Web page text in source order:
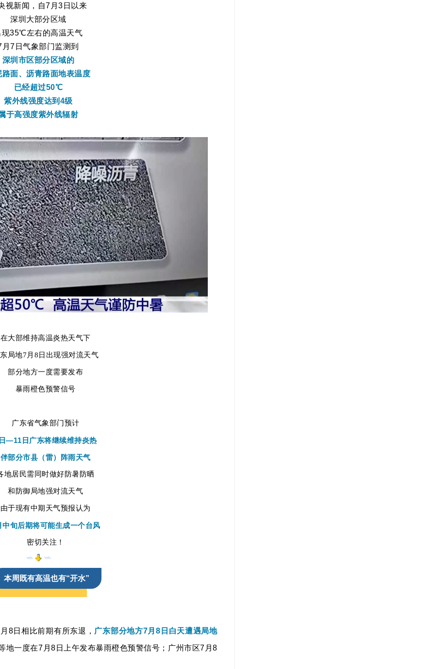
视新闻，自7月3日以来
深圳大部分区域
现35℃左右的高温天气
月7日气象部门监测到
深圳市区部分区域的
路面、沥青路面地表温度
已经超过50℃
紫外线强度达到4级
于高强度紫外线辐射
在大部维持高温炎热天气下
局地7月8日出现强对流天气
部分地方一度需要发布
暴雨橙色预警信号
广东省气象部门预计
—11日广东将继续维持炎热
伴部分市县（雷）阵雨天气
地居民需同时做好防暑防晒
和防御局地强对流天气
由于现有中期天气预报认为
中旬后期将可能生成一个台风
密切关注！
本周既有高温也有“开水”
8日相比前期有所东退， 广东部分地方7月8日白天遭遇局地
地一度在7月8日上午发布暴雨橙色预警信号； 广州市区7月8